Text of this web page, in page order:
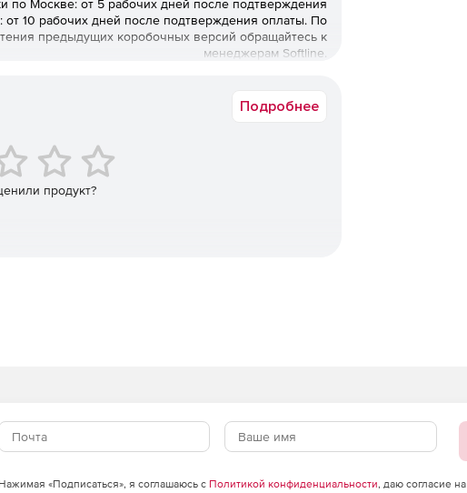
по Москве: от 5 рабочих дней после подтверждения
от 10 рабочих дней после подтверждения оплаты. По
предыдущих коробочных версий обращайтесь к
менеджерам Softline.
Подробнее
продукт?
Нажимая «Подписаться», я соглашаюсь с Политикой конфиденциальности, даю согласие на